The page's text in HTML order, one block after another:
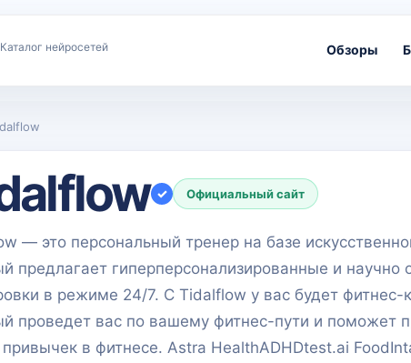
Каталог нейросетей Обзоры
✓ Официальный сайт
— это персональный тренер на базе
предлагает гиперперсонализированные и научно
в режиме 24/7. С Tidalflow у вас будет фитнес-
проведет вас по вашему фитнес-пути и поможет
в фитнесе. Astra HealthADHDtest.ai